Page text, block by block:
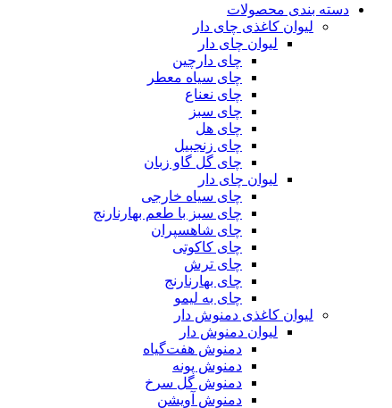
دسته بندی محصولات
لیوان کاغذی چای دار
لیوان چای دار
چای دارچین
چای سیاه معطر
چای نعناع
چای سبز
چای هل
چای زنجبیل
چای گل گاو زبان
لیوان چای دار
چای سیاه خارجی
چای سبز با طعم بهارنارنج
چای شاهسپران
چای کاکوتی
چای ترش
چای بهارنارنج
چای به لیمو
لیوان کاغذی دمنوش دار
لیوان دمنوش دار
دمنوش ‌هفت‌گیاه
دمنوش پونه
دمنوش گل سرخ
دمنوش آویشن